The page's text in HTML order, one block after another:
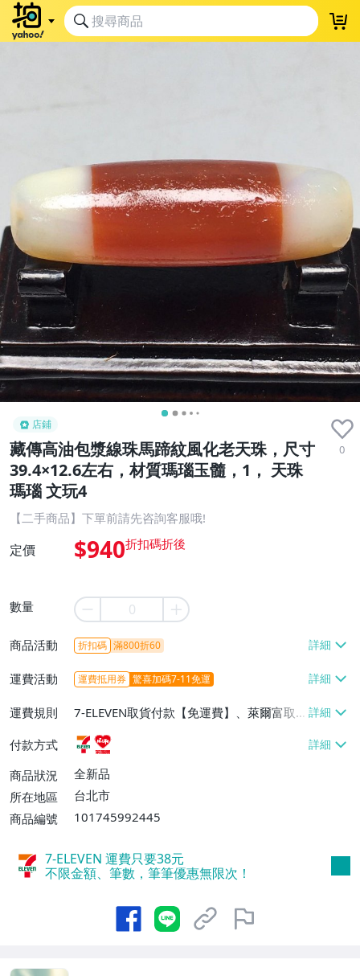
店鋪
藏傳高油包漿線珠馬蹄紋風化老天珠，尺寸
39.4×12.6左右，材質瑪瑙玉髓，1， 天珠
瑪瑙 文玩4
0
【二手商品】下單前請先咨詢客服哦!
定價 $940
數量
商品活動 折扣碼 滿800折60
運費活動 運費抵用券 驚喜加碼7-11免運
運費規則
7-ELEVEN取貨付款【免運費】、萊爾富取
貨付款【免運費】
付款方式
商品狀況
全新品
所在地區
台北市
商品編號
101745992445
7-ELEVEN 運費只要38元
不限金額、筆數，筆筆優惠無限次！